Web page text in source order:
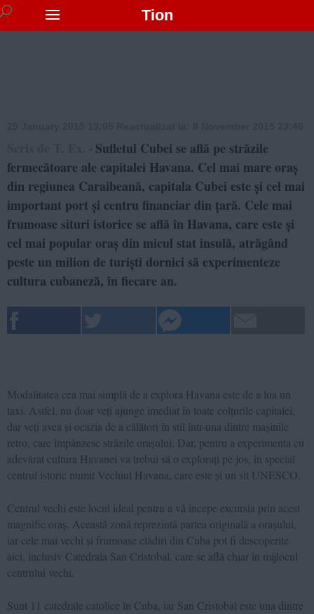
Tion
- Sufletul Cubei se află pe străzile
fermecătoare ale capitalei Havana. Cel mai mare oraș
din regiunea Caraibeană, capitala Cubei este și cel mai
important port și centru financiar din țară. Cele mai
frumoase situri istorice se află în Havana, care este și
cel mai popular oraș din micul stat insulă, atrăgând
peste un milion de turiști dornici să experimenteze
cultura cubaneză, în fiecare an.
Modalitatea cea mai simplă de a explora Havana este de a lua un
taxi. Astfel, nu doar veți ajunge imediat în toate colțurile capitalei,
dar veți avea și ocazia de a călători în stil într-una dintre mașinile
retro, care împânzesc străzile orașului. Dar, pentru a experimenta cu
adevărat cultura Havanei va trebui să o explorați pe jos, în special
centrul istoric numit Vechiul Havana, care este și un sit UNESCO.
Centrul vechi este locul ideal pentru a vă începe excursia prin acest
magnific oraș. Această zonă reprezintă partea originală a orașului,
iar cele mai vechi și frumoase clădiri din Cuba pot fi descoperite
aici, inclusiv Catedrala San Cristobal, care se află chiar în mijlocul
centrului vechi.
Sunt 11 catedrale catolice în Cuba, iar San Cristobal este una dintre